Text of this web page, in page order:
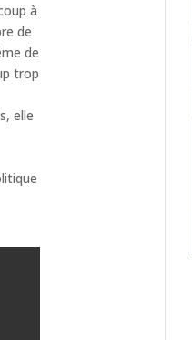
à
de
de
trop
elle